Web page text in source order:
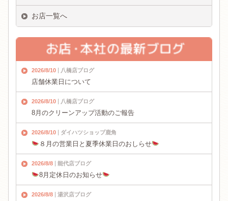
お店一覧へ
2026/8/10 八橋店ブログ
店舗休業日について
2026/8/10 八橋店ブログ
8月のクリーンアップ活動のご報告
2026/8/10 ダイハツショップ鹿角
８月の営業日と夏季休業日のおしらせ
2026/8/8 能代店ブログ
8月定休日のお知らせ
2026/8/8 湯沢店ブログ